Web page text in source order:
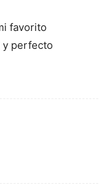
favorito
y perfecto